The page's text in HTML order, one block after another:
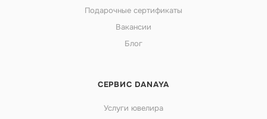
Подарочные сертификаты
Вакансии
Блог
СЕРВИС DANAYA
Услуги ювелира